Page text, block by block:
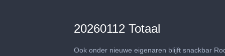
20260112 Totaal
Ook onder nieuwe eigenaren blijft snackbar